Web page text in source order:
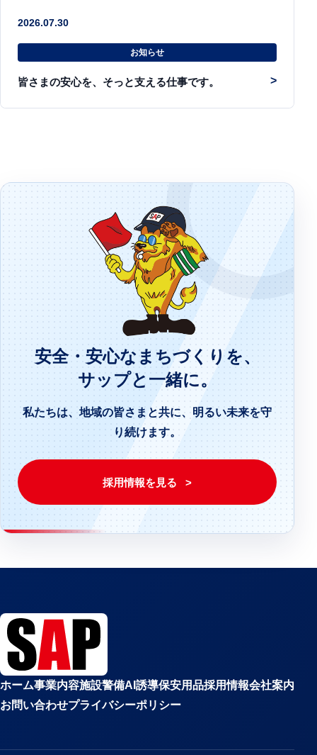
2026.07.30
お知らせ
皆さまの安心を、そっと支える仕事です。
安全・安心なまちづくりを、
サップと一緒に。
私たちは、地域の皆さまと共に、 明るい未来を守
り続けます。
採用情報を見る
ホーム事業内容施設警備AI誘導保安用品採用情報会社案内
お問い合わせプライバシーポリシー